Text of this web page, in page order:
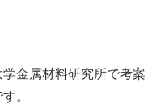
金属材料研究所で考案
。